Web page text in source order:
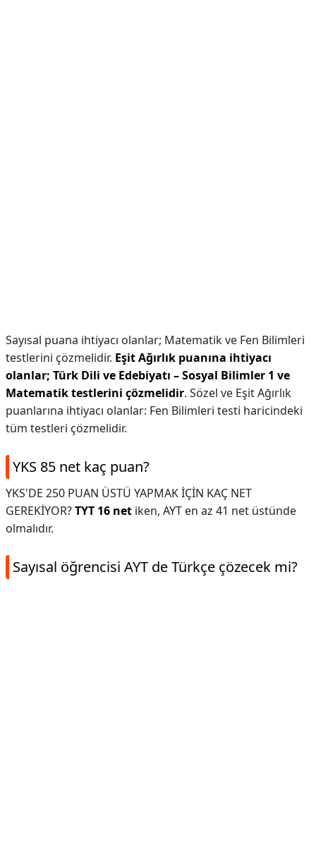
Sayısal puana ihtiyacı olanlar; Matematik ve Fen Bilimleri
testlerini çözmelidir. Eşit Ağırlık puanına ihtiyacı
olanlar; Türk Dili ve Edebiyatı – Sosyal Bilimler 1 ve
Matematik testlerini çözmelidir. Sözel ve Eşit Ağırlık
puanlarına ihtiyacı olanlar: Fen Bilimleri testi haricindeki
tüm testleri çözmelidir.
YKS 85 net kaç puan?
YKS'DE 250 PUAN ÜSTÜ YAPMAK İÇİN KAÇ NET
GEREKİYOR?TYT 16 net iken, AYT en az 41 net üstünde
olmalıdır.
Sayısal öğrencisi AYT de Türkçe çözecek mi?